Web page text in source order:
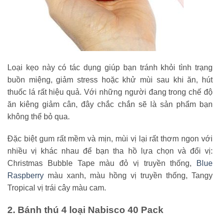
Loại kẹo này có tác dụng giúp bạn tránh khỏi tình trạng
buồn miệng, giảm stress hoặc khử mùi sau khi ăn, hút
thuốc lá rất hiệu quả. Với những người đang trong chế độ
ăn kiêng giảm cân, đây chắc chắn sẽ là sản phẩm bạn
không thể bỏ qua.
Đặc biệt gum rất mềm và mịn, mùi vị lại rất thơm ngon với
nhiều vị khác nhau để bạn tha hồ lựa chọn và đổi vị:
Christmas Bubble Tape màu đỏ vị truyền thống,
Blue
Raspberry màu xanh, màu hồng vị truyền thống, Tangy
Tropical vị trái cây màu cam.
2. Bánh thú 4 loại Nabisco 40 Pack